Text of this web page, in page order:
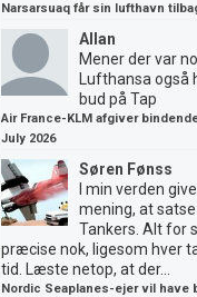
Narsarsuaq får sin lufthavn
Allan
Mener der var
Lufthansa
bud på Tap
Air France-KLM afgiver
July 2026
Søren Fønss
I min verden
mening, at
Tankers. Alt for
præcise nok, ligesom hver
tid. Læste netop, at der...
Nordic Seaplanes-ejer vil have